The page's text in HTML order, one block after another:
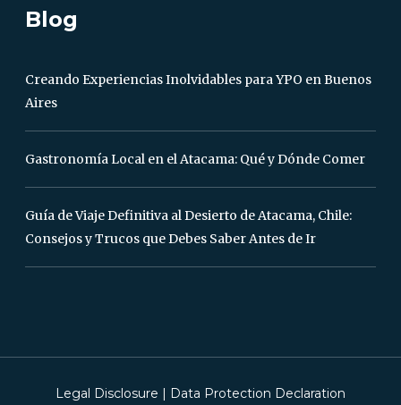
Blog
Creando Experiencias Inolvidables para YPO en Buenos
Aires
Gastronomía Local en el Atacama: Qué y Dónde Comer
Guía de Viaje Definitiva al Desierto de Atacama, Chile:
Consejos y Trucos que Debes Saber Antes de Ir
Legal Disclosure | Data Protection Declaration